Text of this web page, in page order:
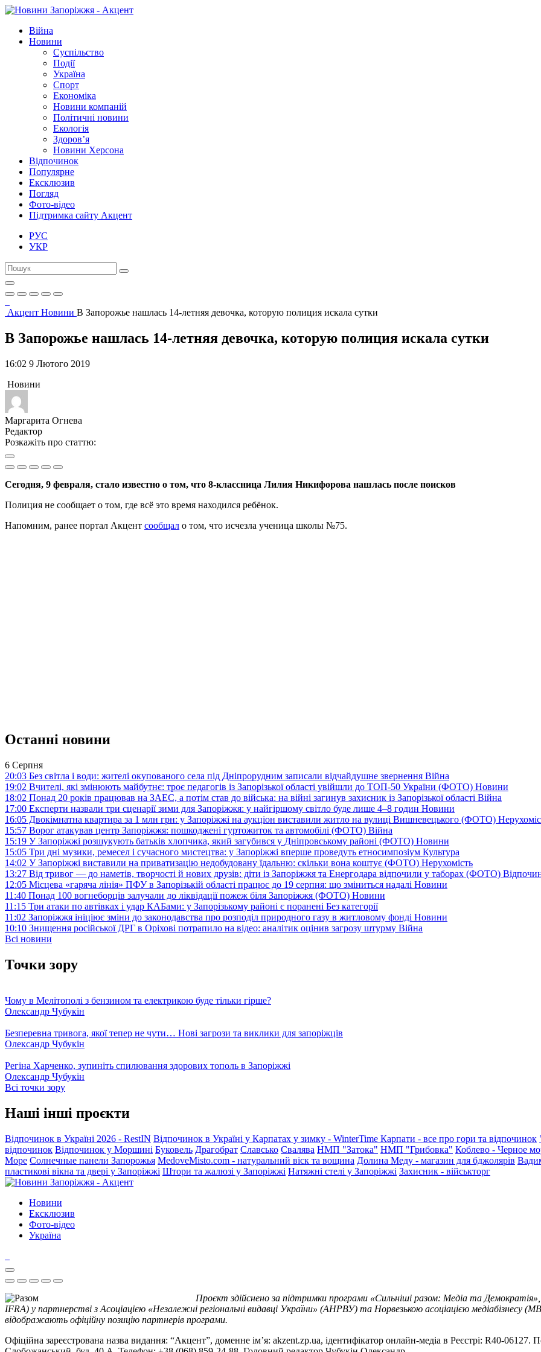
Війна
Новини
Суспільство
Події
Україна
Спорт
Економіка
Новини компаній
Політичні новини
Екологія
Здоров’я
Новини Херсона
Відпочинок
Популярне
Ексклюзив
Погляд
Фото-відео
Підтримка сайту Акцент
РУС
УКР
Акцент Новини В Запорожье нашлась 14-летняя девочка, которую полиция искала сутки
В Запорожье нашлась 14-летняя девочка, которую полиция искала сутки
16:02 9 Лютого 2019
Новини
Маргарита Огнева
Редактор
Розкажіть про статтю:
Сегодня, 9 февраля, стало известно о том, что 8-классница Лилия Никифорова нашлась после поисков
Полиция не сообщает о том, где всё это время находился ребёнок.
Напомним, ранее портал Акцент сообщал о том, что исчезла ученица школы №75.
Останні новини
6 Серпня
20:03 Без світла і води: жителі окупованого села під Дніпрорудним записали відчайдушне звернення Війна
19:02 Вчителі, які змінюють майбутнє: троє педагогів із Запорізької області увійшли до ТОП-50 України (ФОТО) Новини
18:02 Понад 20 років працював на ЗАЕС, а потім став до війська: на війні загинув захисник із Запорізької області Війна
17:00 Експерти назвали три сценарії зими для Запоріжжя: у найгіршому світло буде лише 4–8 годин Новини
16:05 Двокімнатна квартира за 1 млн грн: у Запоріжжі на аукціон виставили житло на вулиці Вишневецького (ФОТО)
15:57 Ворог атакував центр Запоріжжя: пошкоджені гуртожиток та автомобілі (ФОТО) Війна
15:19 У Запоріжжі розшукують батьків хлопчика, який загубився у Дніпровському районі (ФОТО) Новини
15:05 Три дні музики, ремесел і сучасного мистецтва: у Запоріжжі вперше проведуть етносимпозіум Культура
14:02 У Запоріжжі виставили на приватизацію недобудовану їдальню: скільки вона коштує (ФОТО) Нерухомість
13:27 Від тривог — до наметів, творчості й нових друзів: діти із Запоріжжя та Енергодара відпочили у таборах (ФОТО)
12:05 Місцева «гаряча лінія» ПФУ в Запорізькій області працює до 19 серпня: що зміниться надалі Новини
11:40 Понад 100 вогнеборців залучали до ліквідації пожеж біля Запоріжжя (ФОТО) Новини
11:15 Три атаки по автівках і удар КАБами: у Запорізькому районі є поранені Без категорії
11:02 Запоріжжя ініціює зміни до законодавства про розподіл природного газу в житловому фонді Новини
10:10 Знищення російської ДРГ в Оріхові потрапило на відео: аналітик оцінив загрозу штурму Війна
Всі новини
Точки зору
Чому в Мелітополі з бензином та електрикою буде тільки гірше?
Олександр Чубукін
Безперевна тривога, якої тепер не чути… Нові загрози та виклики для запоріжців
Олександр Чубукін
Регіна Харченко, зупиніть спилювання здорових тополь в Запоріжжі
Олександр Чубукін
Всі точки зору
Наші інші проєкти
Відпочинок в Україні 2026 - RestIN Відпочинок в Україні у Карпатах у зимку - WinterTime Карпати - все про гори та відпочинок
відпочинок Відпочинок у Моршині Буковель Драгобрат Славсько Свалява НМП "Затока" НМП "Грибовка" Коблево - Черное
Море Солнечные панели Запорожья MedoveMisto.com - натуральний віск та вощина Долина Меду - магазин для бджолярів
пластикові вікна та двері у Запоріжжі Штори та жалюзі у Запоріжжі Натяжні стелі у Запоріжжі Захисник - військторг
Новини
Ексклюзив
Фото-відео
Україна
Проєкт здійснено за підтримки програми «Сильніші разом: Медіа та
IFRA) у партнерстві з Асоціацією «Незалежні регіональні видавці України» (АНРВУ) та Норвезькою асоціацією медіабізнесу
відображають офіційну позицію партнерів програми.
Офіційна зареєстрована назва видання: “Акцент”, доменне ім’я: akzent.zp.ua, ідентифікатор онлайн-медіа в Реєстрі: R40-